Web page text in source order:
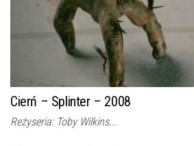
Cierń – Splinter – 2008
Reżyseria: Toby Wilkins...